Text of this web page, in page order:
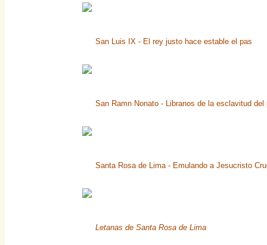
San Luis IX - El rey justo hace estable el pas
San Ramn Nonato - Libranos de la esclavitud del
Santa Rosa de Lima - Emulando a Jesucristo
Letanas de Santa Rosa de Lima